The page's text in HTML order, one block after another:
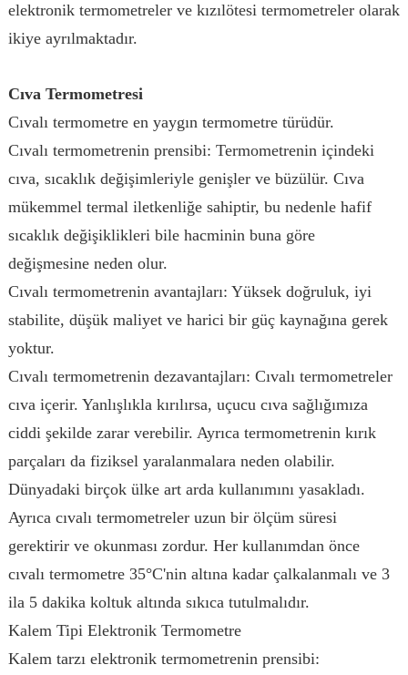
elektronik termometreler ve kızılötesi termometreler olarak
ikiye ayrılmaktadır.
Cıva Termometresi
Cıvalı termometre en yaygın termometre türüdür.
Cıvalı termometrenin prensibi: Termometrenin içindeki
cıva, sıcaklık değişimleriyle genişler ve büzülür. Cıva
mükemmel termal iletkenliğe sahiptir, bu nedenle hafif
sıcaklık değişiklikleri bile hacminin buna göre
değişmesine neden olur.
Cıvalı termometrenin avantajları: Yüksek doğruluk, iyi
stabilite, düşük maliyet ve harici bir güç kaynağına gerek
yoktur.
Cıvalı termometrenin dezavantajları: Cıvalı termometreler
cıva içerir. Yanlışlıkla kırılırsa, uçucu cıva sağlığımıza
ciddi şekilde zarar verebilir. Ayrıca termometrenin kırık
parçaları da fiziksel yaralanmalara neden olabilir.
Dünyadaki birçok ülke art arda kullanımını yasakladı.
Ayrıca cıvalı termometreler uzun bir ölçüm süresi
gerektirir ve okunması zordur. Her kullanımdan önce
cıvalı termometre 35°C'nin altına kadar çalkalanmalı ve 3
ila 5 dakika koltuk altında sıkıca tutulmalıdır.
Kalem Tipi Elektronik Termometre
Kalem tarzı elektronik termometrenin prensibi: